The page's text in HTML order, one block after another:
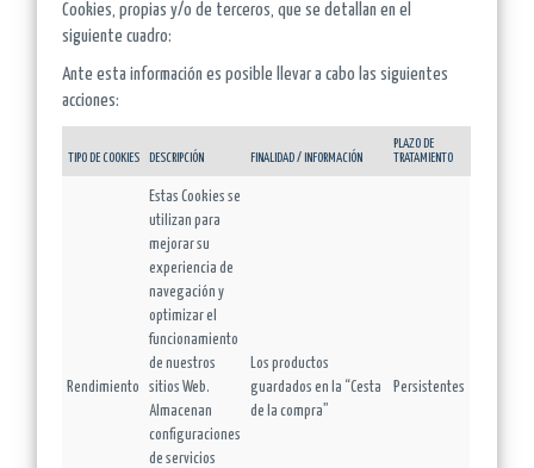
Cookies, propias y/o de terceros, que se detallan en el
siguiente cuadro:
Ante esta información es posible llevar a cabo las siguientes
acciones:
TIPO DE COOKIES DESCRIPCIÓN FINALIDAD / INFORMACIÓN
PLAZO DE
TRATAMIENTO
Rendimiento
Estas Cookies se
utilizan para
mejorar su
experiencia de
navegación y
optimizar el
funcionamiento
de nuestros
sitios Web.
Almacenan
configuraciones
de servicios
Los productos
guardados en la “Cesta
de la compra”
Persistentes